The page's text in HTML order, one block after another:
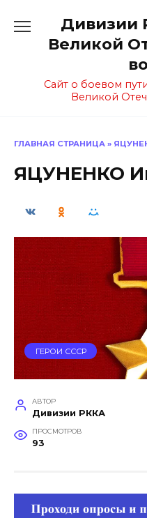
содержанию
Дивизии
Великой
Сайт о боевом
Великой
ГЛАВНАЯ СТРАНИЦА »
ЯЦУНЕНКО
ГЕРОИ СССР
АВТОР
Дивизии РККА
ПРОСМОТРОВ
93